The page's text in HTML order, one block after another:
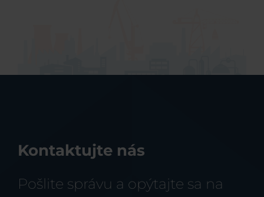
Kontaktujte nás
Pošlite správu a opýtajte sa na